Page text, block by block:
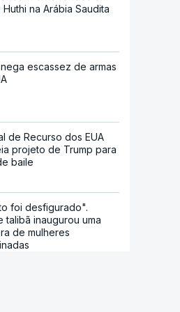
na Arábia Saudita
escassez de armas
de Recurso dos EUA
projeto de Trump para
baile
foi desfigurado".
talibã inaugurou uma
de mulheres